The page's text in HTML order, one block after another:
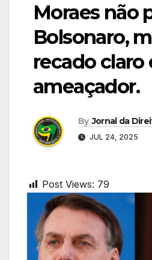
Moraes não
Bolsonaro,
recado claro
ameaçador.
By Jornal da
JUL 24, 2025
Post Views: 79